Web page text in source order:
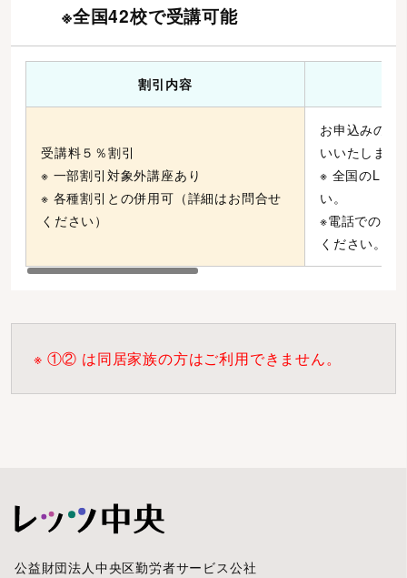
※全国42校で受講可能
割引内容
受講料５％割引
※ 一部割引対象外講座あり
※ 各種割引との併用可（詳細はお問合せ
ください）
お申込みの際
いいたします
※ 全国のLEC
い。
※電話での申
ください。
※ ①② は同居家族の方はご利用できません。
公益財団法人中央区勤労者サービス公社